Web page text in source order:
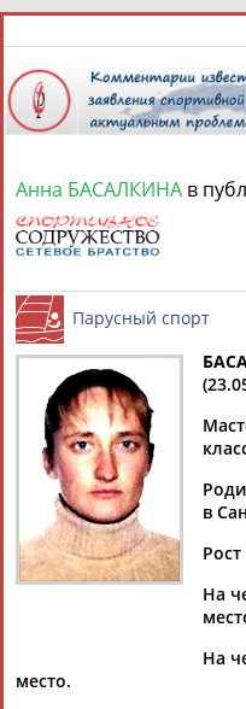
7
СПОРТСМЕНЫ,
Найдено: 13181
Аслаудин
АБАЕВ
АБАИМОВА
Тамилла
АБАСОВА
Анна БАСАЛКИНА в
Парусный
в
На
На
место.